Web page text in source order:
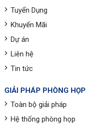
Tuyển Dụng
Khuyến Mãi
Dự án
Liên hệ
Tin tức
GIẢI PHÁP PHÒNG HỌP
Toàn bộ giải pháp
Hệ thống phòng họp